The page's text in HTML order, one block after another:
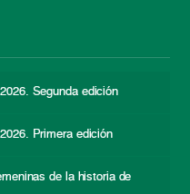
Segunda edición
Primera edición
de la historia de